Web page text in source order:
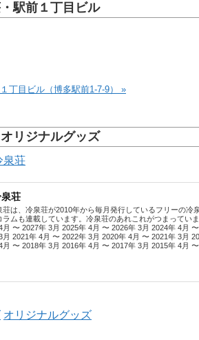
駅前１丁目ビル
丁目ビル（博多駅前1-7-9） »
リジナルグッズ
泉荘
荘
荘は、冷泉荘が2010年から毎月発行しているフリーの
ラムも連載しています。冷泉荘のあれこれがつまってい
月 〜 2027年 3月 2025年 4月 〜 2026年 3月 2024年 4月
月 2021年 4月 〜 2022年 3月 2020年 4月 〜 2021年 3月
月 〜 2018年 3月 2016年 4月 〜 2017年 3月 2015年 4月
オリジナルグッズ